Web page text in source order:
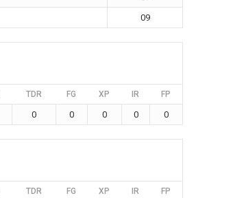
09
TDR FG XP IR FP
0 0 0 0 0
TDR FG XP IR FP